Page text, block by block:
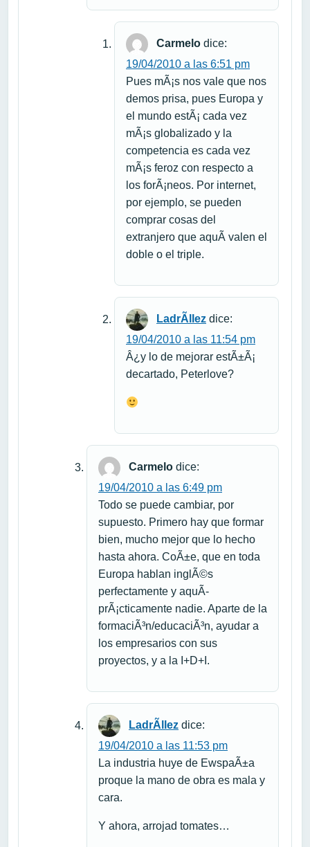
Carmelo dice:
19/04/2010 a las 6:51 pm
Pues mÃ¡s nos vale que nos
demos prisa, pues Europa y
el mundo estÃ¡ cada vez
mÃ¡s globalizado y la
competencia es cada vez
mÃ¡s feroz con respecto a
los forÃ¡neos. Por internet,
por ejemplo, se pueden
comprar cosas del
extranjero que aquÃ­ valen el
doble o el triple.
LadrÃ­llez dice:
19/04/2010 a las 11:54 pm
Â¿y lo de mejorar estÃ±Ã¡
decartado, Peterlove?
Carmelo dice:
19/04/2010 a las 6:49 pm
Todo se puede cambiar, por
supuesto. Primero hay que formar
bien, mucho mejor que lo hecho
hasta ahora. CoÃ±e, que en toda
Europa hablan inglÃ©s
perfectamente y aquÃ­
prÃ¡cticamente nadie. Aparte de la
formaciÃ³n/educaciÃ³n, ayudar a
los empresarios con sus
proyectos, y a la I+D+I.
LadrÃ­llez dice:
19/04/2010 a las 11:53 pm
La industria huye de EwspaÃ±a
proque la mano de obra es mala y
cara.
Y ahora, arrojad tomates…